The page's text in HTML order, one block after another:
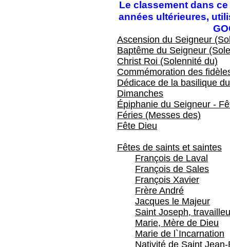
Le classement dans
années ultérieures,
Ascension du Seigneur
Baptême du Seigneur
Christ Roi (Solennité du)
Commémoration des
Dédicace de la basilique
Dimanches
Épiphanie du Seigneur -
Féries (Messes des)
Fête Dieu
Fêtes de saints et saintes
François de Laval
François de Sales
François Xavier
Frère André
Jacques le Majeur
Saint Joseph,
Marie, Mère de Dieu
Marie de l`Incarnation
Nativité de Saint